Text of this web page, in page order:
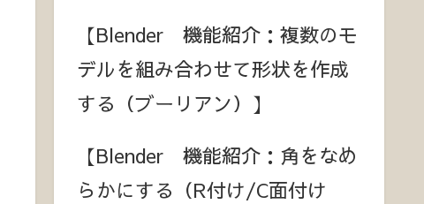
【Blender 機能紹介：複数のモ
デルを組み合わせて形状を作成
する（ブーリアン）】
【Blender 機能紹介：角をなめ
らかにする（R付け/C面付け